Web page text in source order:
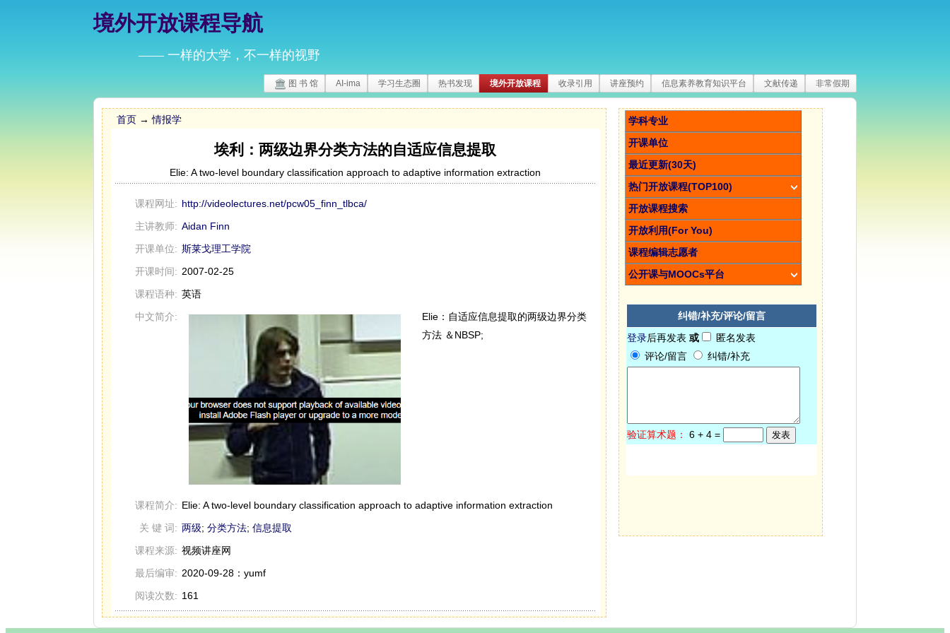
境外开放课程导航
—— 一样的大学，不一样的视野
图 书 馆 AI-ima 学习生态圈 热书发现 境外开放课程 收录引用 讲座预约 信息素养教育知识平台 文献传递 非常假期
首页 →情报学
埃利：两级边界分类方法的自适应信息提取
Elie: A two-level boundary classification approach to adaptive information extraction
课程网址: http://videolectures.net/pcw05_finn_tlbca/
主讲教师: Aidan Finn
开课单位: 斯莱戈理工学院
开课时间: 2007-02-25
课程语种: 英语
中文简介:
Elie：自适应信息提取的两级边界分类
方法 ＆NBSP;
课程简介: Elie: A two-level boundary classification approach to adaptive information extraction
关 键 词: 两级; 分类方法; 信息提取
课程来源: 视频讲座网
最后编审: 2020-09-28：yumf
阅读次数: 161
学科专业
开课单位
最近更新(30天)
热门开放课程(TOP100)
开放课程搜索
开放利用(For You)
课程编辑志愿者
公开课与MOOCs平台
纠错/补充/评论/留言
登录后再发表或
匿名发表
评论/留言
纠错/补充
验证算术题： 6 +4 =